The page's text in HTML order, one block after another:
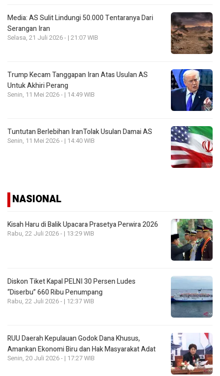
Media: AS Sulit Lindungi 50.000 Tentaranya Dari
Serangan Iran
Selasa, 21 Juli 2026 - | 21:07 WIB
Trump Kecam Tanggapan Iran Atas Usulan AS
Untuk Akhiri Perang
Senin, 11 Mei 2026 - | 14:49 WIB
Tuntutan Berlebihan IranTolak Usulan Damai AS
Senin, 11 Mei 2026 - | 14:40 WIB
NASIONAL
Kisah Haru di Balik Upacara Prasetya Perwira 2026
Rabu, 22 Juli 2026 - | 13:29 WIB
Diskon Tiket Kapal PELNI 30 Persen Ludes
“Diserbu” 660 Ribu Penumpang
Rabu, 22 Juli 2026 - | 12:37 WIB
RUU Daerah Kepulauan Godok Dana Khusus,
Amankan Ekonomi Biru dan Hak Masyarakat Adat
Senin, 20 Juli 2026 - | 17:27 WIB